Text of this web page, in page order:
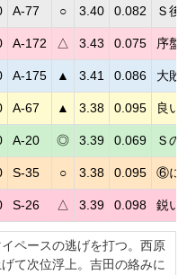
A-77 ○ 3.40 0.082 Ｓ後
A-172 △ 3.43 0.075 序盤
A-175 ▲ 3.41 0.086 大敗
A-67 ▲ 3.38 0.095 良い
A-20 ◎ 3.39 0.069 Ｓの
S-35 ○ 3.38 0.095 ⑥に
S-26 △ 3.39 0.098 鋭い
ペースの逃げを打つ。西原
て次位浮上。吉田の絡みに